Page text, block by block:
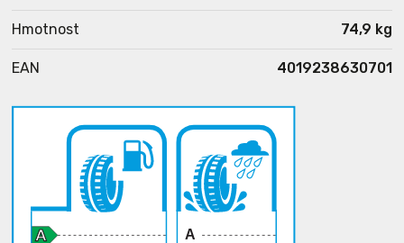
Hmotnost 74,9 kg
EAN 4019238630701
A